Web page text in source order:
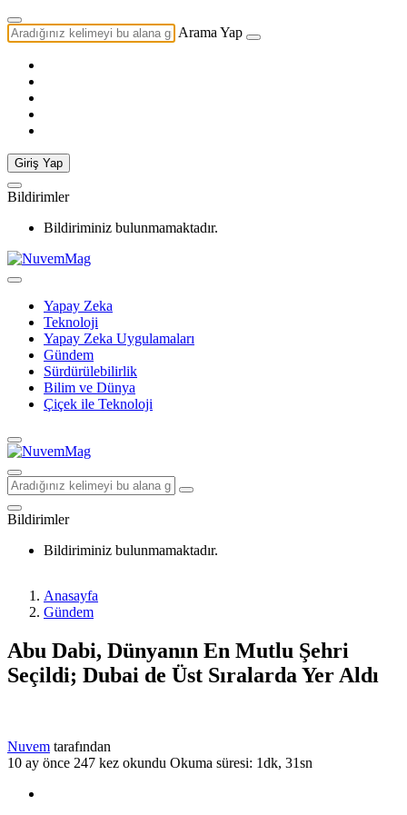
Arama Yap
Giriş Yap
Bildirimler
Bildiriminiz bulunmamaktadır.
Yapay Zeka
Teknoloji
Yapay Zeka Uygulamaları
Gündem
Sürdürülebilirlik
Bilim ve Dünya
Çiçek ile Teknoloji
Bildirimler
Bildiriminiz bulunmamaktadır.
Anasayfa
Gündem
Abu Dabi, Dünyanın En Mutlu Şehri
Seçildi; Dubai de Üst Sıralarda Yer Aldı
Nuvem tarafından
10 ay önce 247 kez okundu Okuma süresi: 1dk, 31sn